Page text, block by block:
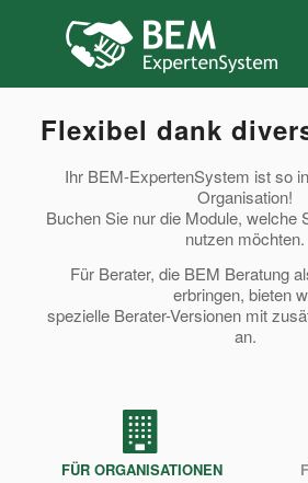
Flexibel dank
Ihr BEM-ExpertenSystem ist so
Organisation!
Buchen Sie nur die Module, welche
nutzen möchten.
Für Berater, die BEM Beratung
erbringen, bieten
spezielle Berater-Versionen mit
an.
FÜR ORGANISATIONEN